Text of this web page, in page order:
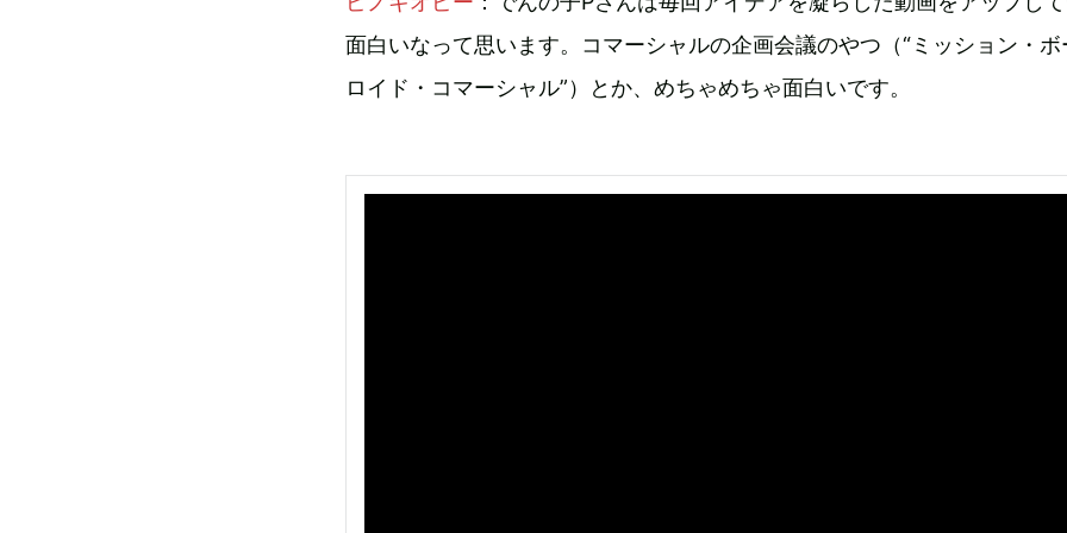
面白いなって思います。コマーシャルの企画会議のやつ（“ミッション・ボ
ロイド・コマーシャル”）とか、めちゃめちゃ面白いです。